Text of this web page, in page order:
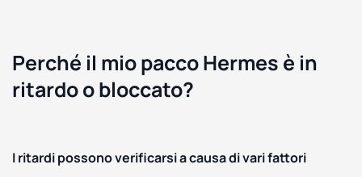
Perché il mio pacco Hermes è in
ritardo o bloccato?
I ritardi possono verificarsi a causa di vari fattori